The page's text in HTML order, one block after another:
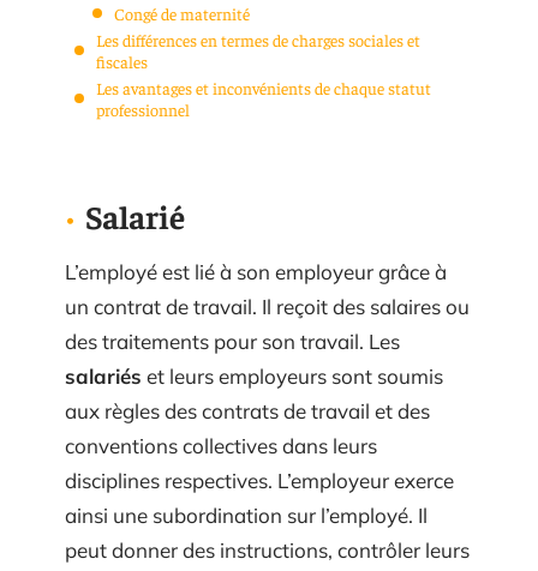
Congé de maternité
Les différences en termes de charges sociales et
fiscales
Les avantages et inconvénients de chaque statut
professionnel
Salarié
L’employé est lié à son employeur grâce à
un contrat de travail. Il reçoit des salaires ou
des traitements pour son travail. Les
salariés et leurs employeurs sont soumis
aux règles des contrats de travail et des
conventions collectives dans leurs
disciplines respectives. L’employeur exerce
ainsi une subordination sur l’employé. Il
peut donner des instructions, contrôler leurs